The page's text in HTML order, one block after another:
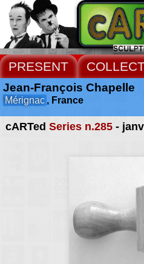
PRESENT
cARTed Series n.285-
Jean-François Chapelle
Mérignac , France